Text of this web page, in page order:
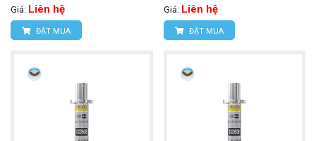
Giá: Liên hệ
ĐẶT MUA
Giá: Liên hệ
ĐẶT MUA